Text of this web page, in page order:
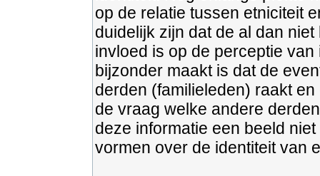
op de relatie tussen etniciteit
duidelijk zijn dat de al dan
invloed is op de perceptie
bijzonder maakt is dat de
derden (familieleden) raakt
de vraag welke andere
deze informatie een beeld
vormen over de identiteit van